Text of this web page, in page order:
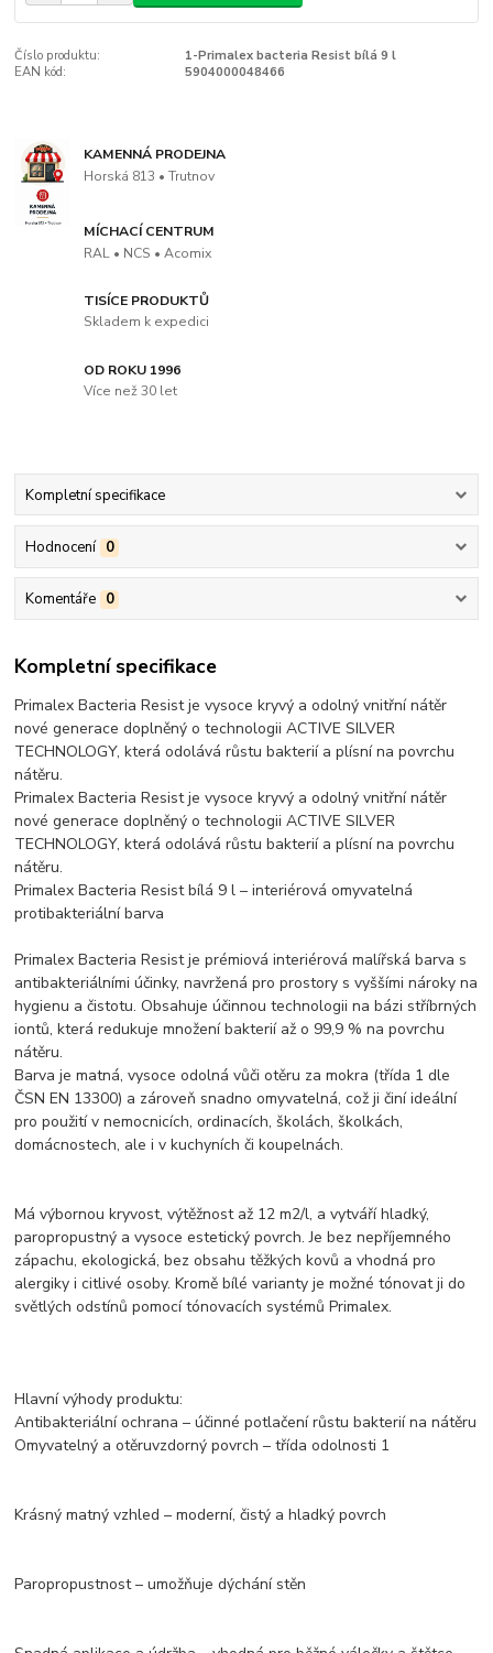
Číslo produktu:
1-Primalex bacteria Resist bílá 9 l
EAN kód:
5904000048466
KAMENNÁ PRODEJNA
Horská 813 • Trutnov
MÍCHACÍ CENTRUM
RAL • NCS • Acomix
TISÍCE PRODUKTŮ
Skladem k expedici
OD ROKU 1996
Více než 30 let
Kompletní specifikace
Hodnocení 0
Komentáře 0
Kompletní specifikace
Primalex Bacteria Resist je vysoce kryvý a odolný vnitřní nátěr
nové generace doplněný o technologii ACTIVE SILVER
TECHNOLOGY, která odolává růstu bakterií a plísní na povrchu
nátěru.
Primalex Bacteria Resist je vysoce kryvý a odolný vnitřní nátěr
nové generace doplněný o technologii ACTIVE SILVER
TECHNOLOGY, která odolává růstu bakterií a plísní na povrchu
nátěru.
Primalex Bacteria Resist bílá 9 l – interiérová omyvatelná
protibakteriální barva
Primalex Bacteria Resist je prémiová interiérová malířská barva s
antibakteriálními účinky, navržená pro prostory s vyššími nároky na
hygienu a čistotu. Obsahuje účinnou technologii na bázi stříbrných
iontů, která redukuje množení bakterií až o 99,9 % na povrchu
nátěru.
Barva je matná, vysoce odolná vůči otěru za mokra (třída 1 dle
ČSN EN 13300) a zároveň snadno omyvatelná, což ji činí ideální
pro použití v nemocnicích, ordinacích, školách, školkách,
domácnostech, ale i v kuchyních či koupelnách.
Má výbornou kryvost, výtěžnost až 12 m2/l, a vytváří hladký,
paropropustný a vysoce estetický povrch. Je bez nepříjemného
zápachu, ekologická, bez obsahu těžkých kovů a vhodná pro
alergiky i citlivé osoby. Kromě bílé varianty je možné tónovat ji do
světlých odstínů pomocí tónovacích systémů Primalex.
Hlavní výhody produktu:
Antibakteriální ochrana – účinné potlačení růstu bakterií na nátěru
Omyvatelný a otěruvzdorný povrch – třída odolnosti 1
Krásný matný vzhled – moderní, čistý a hladký povrch
Paropropustnost – umožňuje dýchání stěn